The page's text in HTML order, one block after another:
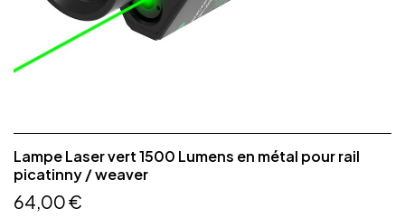
Lampe Laser vert 1500 Lumens en métal pour rail
picatinny / weaver
64,00 €